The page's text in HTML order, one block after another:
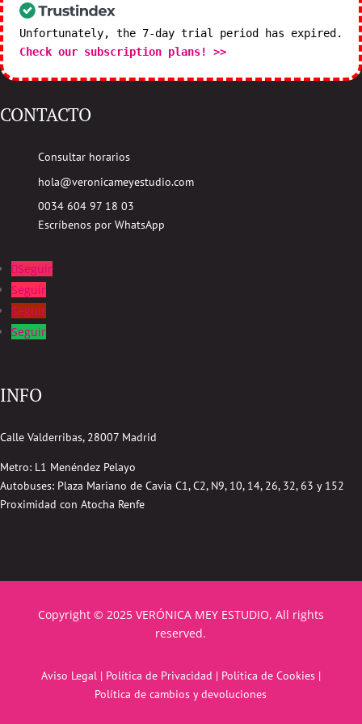
Unfortunately, the 7-day trial period has expired.
Check our subscription plans! >>
CONTACTO
Consultar horarios
hola@veronicameyestudio.com
0034 604 97 18 03
Escríbenos por WhatsApp
Seguir
Seguir
Seguir
Seguir
INFO
Calle Valderribas, 28007 Madrid
Metro: L1 Menéndez Pelayo
Autobuses: Plaza Mariano de Cavia C1, C2, N9, 10, 14, 26, 32, 63 y 152
Proximidad con Atocha Renfe
Copyright © 2025 VERÓNICA MEY ESTUDIO, All rights
reserved.
Aviso Legal| Política de Privacidad | Política de Cookies|
Política de cambios y devoluciones